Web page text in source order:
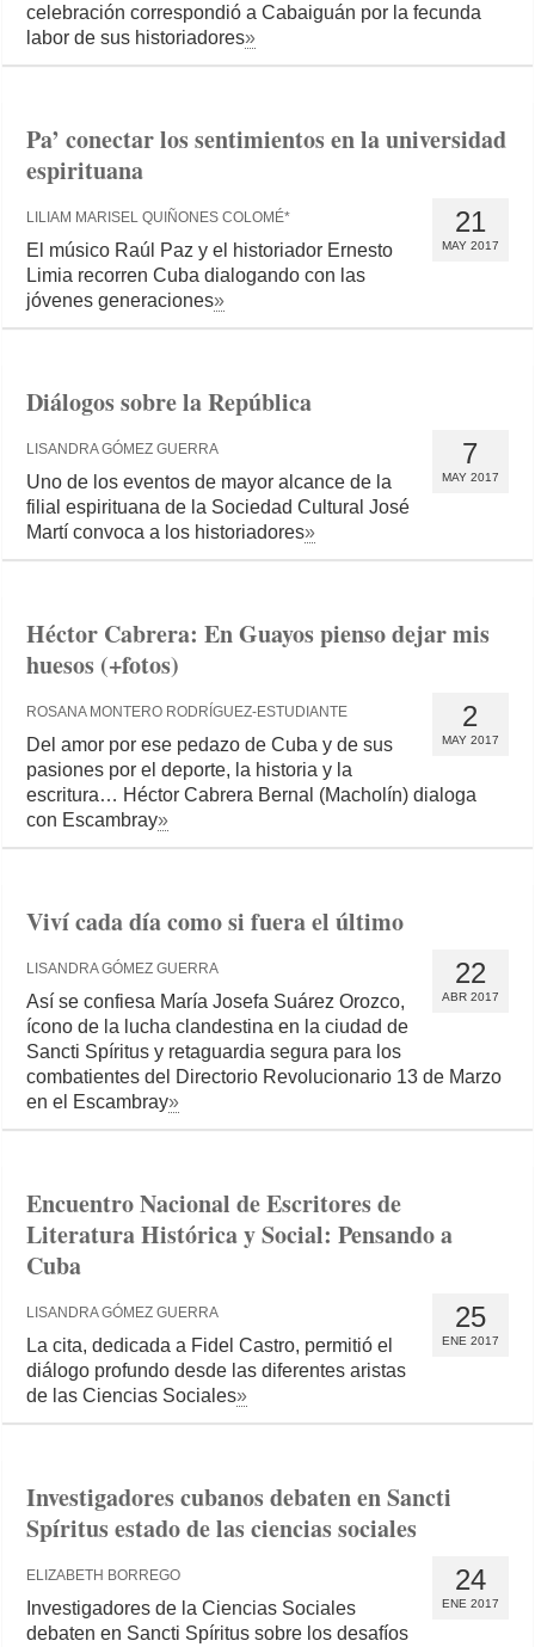
celebración correspondió a Cabaiguán por la fecunda
labor de sus historiadores»
Pa’ conectar los sentimientos en la universidad
espirituana
21
MAY 2017
LILIAM MARISEL QUIÑONES COLOMÉ*
El músico Raúl Paz y el historiador Ernesto
Limia recorren Cuba dialogando con las
jóvenes generaciones»
Diálogos sobre la República
7
MAY 2017
LISANDRA GÓMEZ GUERRA
Uno de los eventos de mayor alcance de la
filial espirituana de la Sociedad Cultural José
Martí convoca a los historiadores»
Héctor Cabrera: En Guayos pienso dejar mis
huesos (+fotos)
2
MAY 2017
ROSANA MONTERO RODRÍGUEZ-ESTUDIANTE
Del amor por ese pedazo de Cuba y de sus
pasiones por el deporte, la historia y la
escritura… Héctor Cabrera Bernal (Macholín) dialoga
con Escambray»
Viví cada día como si fuera el último
22
ABR 2017
LISANDRA GÓMEZ GUERRA
Así se confiesa María Josefa Suárez Orozco,
ícono de la lucha clandestina en la ciudad de
Sancti Spíritus y retaguardia segura para los
combatientes del Directorio Revolucionario 13 de Marzo
en el Escambray»
Encuentro Nacional de Escritores de
Literatura Histórica y Social: Pensando a
Cuba
25
ENE 2017
LISANDRA GÓMEZ GUERRA
La cita, dedicada a Fidel Castro, permitió el
diálogo profundo desde las diferentes aristas
de las Ciencias Sociales»
Investigadores cubanos debaten en Sancti
Spíritus estado de las ciencias sociales
24
ENE 2017
ELIZABETH BORREGO
Investigadores de la Ciencias Sociales
debaten en Sancti Spíritus sobre los desafíos